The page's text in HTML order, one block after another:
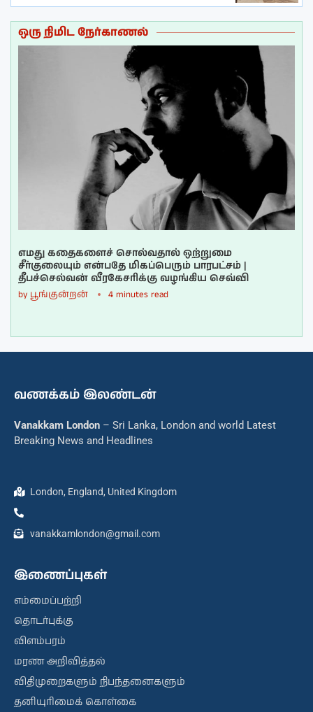
ஒரு நிமிட நேர்காணல்
எமது கதைகளைச் சொல்வதால் ஒற்றுமை
சீர்குலையும் என்பதே மிகப்பெரும் பாரபட்சம் |
தீபச்செல்வன் வீரகேசரிக்கு வழங்கிய செவ்வி
by பூங்குன்றன் 4 minutes read
வணக்கம் இலண்டன்
Vanakkam London – Sri Lanka, London and world Latest
Breaking News and Headlines
London, England, United Kingdom
vanakkamlondon@gmail.com
இணைப்புகள்
எம்மைப்பற்றி
தொடர்புக்கு
விளம்பரம்
மரண அறிவித்தல்
விதிமுறைகளும் நிபந்தனைகளும்
தனியுரிமைக் கொள்கை